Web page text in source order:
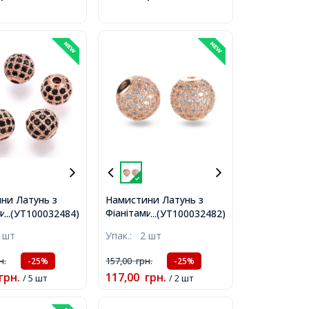
...(УТ100032484)
Латунь з
Круглі, Стійке
8х7мм,
шт
-25%
грн. / 5 шт
...(УТ100032482)
Намистини Латунь з
Фіанітами, Круглі,
Отвір 2мм,
Упак.: 2 шт
157,00грн. -25%
117,00 грн. / 2 шт